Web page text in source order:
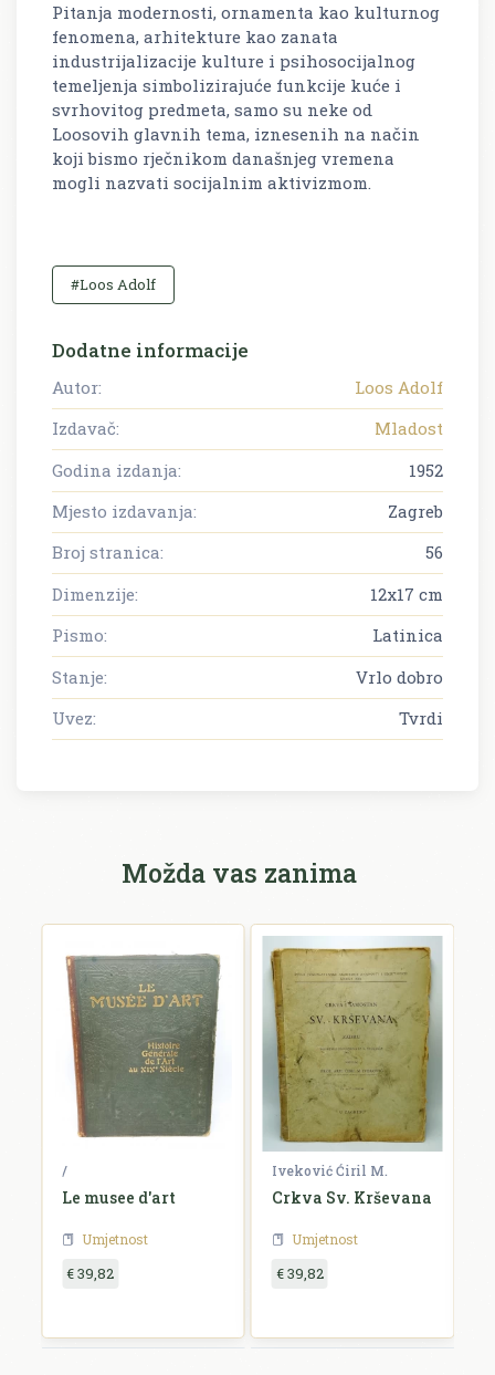
Pitanja modernosti, ornamenta kao kulturnog
fenomena, arhitekture kao zanata
industrijalizacije kulture i psihosocijalnog
temeljenja simbolizirajuće funkcije kuće i
svrhovitog predmeta, samo su neke od
Loosovih glavnih tema, iznesenih na način
koji bismo rječnikom današnjeg vremena
mogli nazvati socijalnim aktivizmom.
#Loos Adolf
Dodatne informacije
Autor:
Loos Adolf
Izdavač:
Mladost
Godina izdanja:
1952
Mjesto izdavanja:
Zagreb
Broj stranica:
56
Dimenzije:
12x17 cm
Pismo:
Latinica
Stanje:
Vrlo dobro
Uvez:
Tvrdi
Možda vas zanima
/
Le musee d'art
Umjetnost
€ 39,82
Iveković Ćiril M.
Crkva Sv. Krševana
Umjetnost
€ 39,82